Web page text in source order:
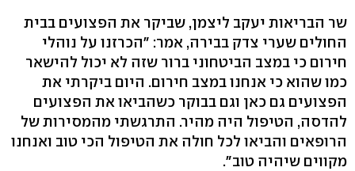
שר הבריאות יעקב ליצמן, שביקר את הפצועים בבית
החולים שערי צדק בבירה, אמר: "הכרזנו על נוהלי
חירום כי במצב הביטחוני ברור שזה לא יכול להישאר
כמו שהוא כי אנחנו במצב חירום. היום ביקרתי את
הפצועים גם כאן וגם בבוקר כשהביאו את הפצועים
להדסה, הטיפול היה מהיר. התרגשתי מהמסירות של
הרופאים והביאו לכל חולה את הטיפול הכי טוב ואנחנו
מקווים שיהיה טוב".